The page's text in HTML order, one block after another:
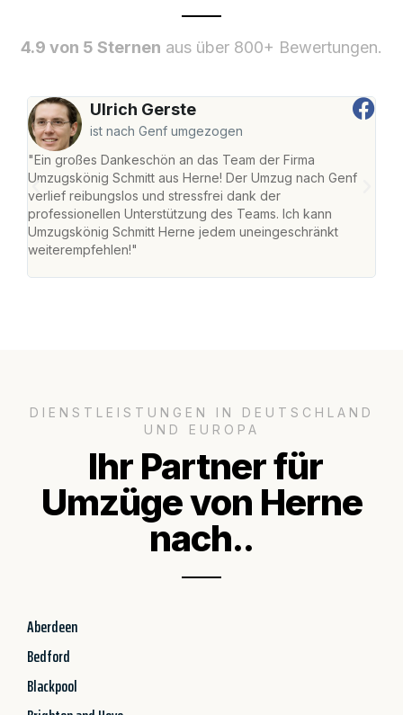
4.9 von 5 Sternen aus über 800+ Bewertungen.
Ulrich Gerste
ist nach Genf umgezogen
"Ein großes Dankeschön an das Team der Firma
Umzugskönig Schmitt aus Herne! Der Umzug nach Genf
verlief reibungslos und stressfrei dank der
professionellen Unterstützung des Teams. Ich kann
Umzugskönig Schmitt Herne jedem uneingeschränkt
weiterempfehlen!"
DIENSTLEISTUNGEN IN DEUTSCHLAND
UND EUROPA
Ihr Partner für
Umzüge von Herne
nach..
Aberdeen
Bedford
Blackpool